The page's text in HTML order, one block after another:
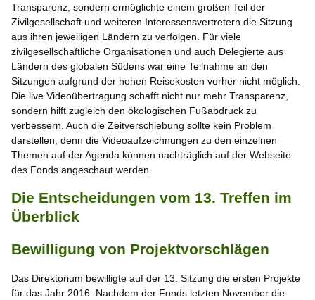
Transparenz, sondern ermöglichte einem großen Teil der
Zivilgesellschaft und weiteren Interessensvertretern die Sitzung
aus ihren jeweiligen Ländern zu verfolgen. Für viele
zivilgesellschaftliche Organisationen und auch Delegierte aus
Ländern des globalen Südens war eine Teilnahme an den
Sitzungen aufgrund der hohen Reisekosten vorher nicht möglich.
Die live Videoübertragung schafft nicht nur mehr Transparenz,
sondern hilft zugleich den ökologischen Fußabdruck zu
verbessern. Auch die Zeitverschiebung sollte kein Problem
darstellen, denn die Videoaufzeichnungen zu den einzelnen
Themen auf der Agenda können nachträglich auf der Webseite
des Fonds angeschaut werden.
Die Entscheidungen vom 13. Treffen im
Überblick
Bewilligung von Projektvorschlägen
Das Direktorium bewilligte auf der 13. Sitzung die ersten Projekte
für das Jahr 2016. Nachdem der Fonds letzten November die